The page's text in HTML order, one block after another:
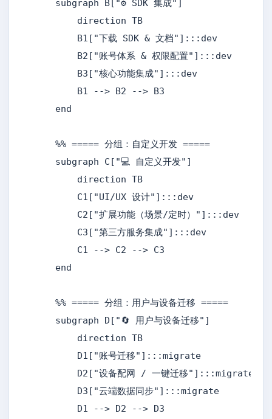
    subgraph B["⚙️ SDK 集成"]
        direction TB
        B1["下载 SDK & 文档"]:::dev
        B2["账号体系 & 权限配置"]:::dev
        B3["核心功能集成"]:::dev
        B1 --> B2 --> B3
    end
    %% ===== 分组：自定义开发 =====
    subgraph C["💻 自定义开发"]
        direction TB
        C1["UI/UX 设计"]:::dev
        C2["扩展功能（场景/定时）"]:::dev
        C3["第三方服务集成"]:::dev
        C1 --> C2 --> C3
    end
    %% ===== 分组：用户与设备迁移 =====
    subgraph D["🔄 用户与设备迁移"]
        direction TB
        D1["账号迁移"]:::migrate
        D2["设备配网 / 一键迁移"]:::migrate
        D3["云端数据同步"]:::migrate
        D1 --> D2 --> D3